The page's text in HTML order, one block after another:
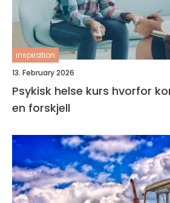
inspiration
13. February 2026
Psykisk helse kurs hvorfor kompetanse gjør
en forskjell